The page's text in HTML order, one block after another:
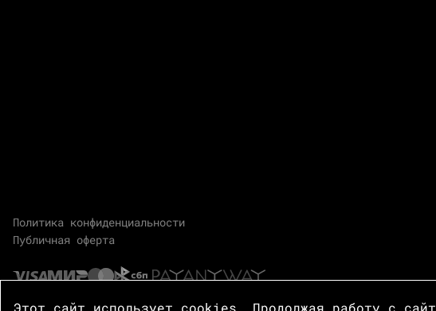
Политика конфиденциальности
Публичная оферта
Этот сайт использует cookies. Продолжая работу с